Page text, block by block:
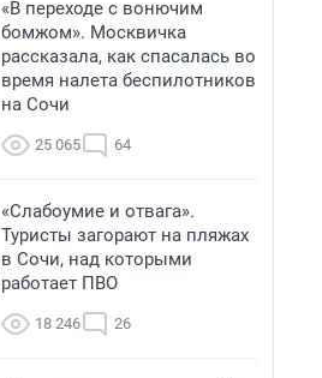
«В переходе с вонючим
бомжом». Москвичка
рассказала, как спасалась во
время налета беспилотников
на Сочи
25 065 64
«Слабоумие и отвага».
Туристы загорают на пляжах
в Сочи, над которыми
работает ПВО
18 246 26